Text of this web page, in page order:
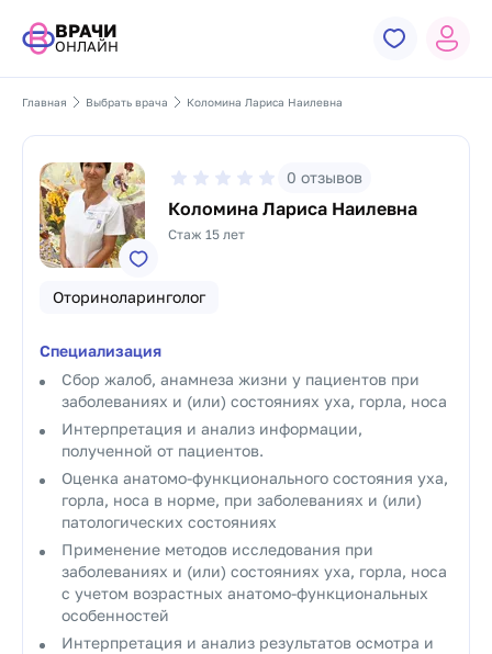
ВРАЧИ
ОНЛАЙН
Главная Выбрать врача Коломина Лариса Наилевна
0 отзывов
Коломина Лариса Наилевна
Стаж 15 лет
Оториноларинголог
Специализация
Сбор жалоб, анамнеза жизни у пациентов при
заболеваниях и (или) состояниях уха, горла, носа
Интерпретация и анализ информации,
полученной от пациентов.
Оценка анатомо-функционального состояния уха,
горла, носа в норме, при заболеваниях и (или)
патологических состояниях
Применение методов исследования при
заболеваниях и (или) состояниях уха, горла, носа
с учетом возрастных анатомо-функциональных
особенностей
Интерпретация и анализ результатов осмотра и